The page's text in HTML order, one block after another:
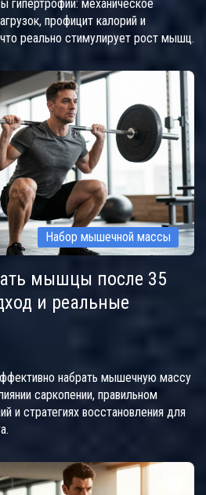
гипертрофии: механическое
профицит калорий и
реально стимулирует рост мышц.
Набор мышечной массы
мышцы после 35
и реальные
набрать мышечную массу
саркопении, правильном
и стратегиях восстановления для